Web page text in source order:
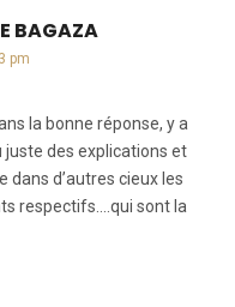
BAGAZA
pm
la bonne réponse, y a
juste des explications et
d’autres cieux les
respectifs….qui sont la